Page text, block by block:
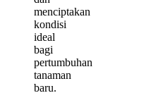
menciptakan
kondisi
ideal
bagi
pertumbuhan
tanaman
baru.